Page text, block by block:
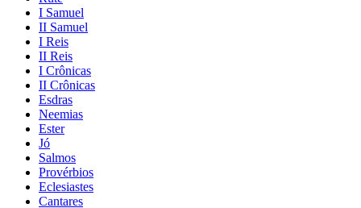
I Samuel
II Samuel
I Reis
II Reis
I Crônicas
II Crônicas
Esdras
Neemias
Ester
Jó
Salmos
Provérbios
Eclesiastes
Cantares